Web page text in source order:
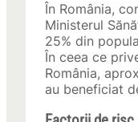
În România,
Ministerul
25% din
În ceea ce
România,
au beneficiat